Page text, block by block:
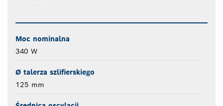
Moc nominalna
340 W
Ø talerza szlifierskiego
125 mm